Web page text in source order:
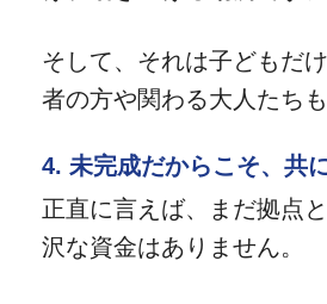
そして、それは子どもだ
者の方や関わる大人たちも
4. 未完成だからこそ、共
正直に言えば、まだ拠点
沢な資金はありません。